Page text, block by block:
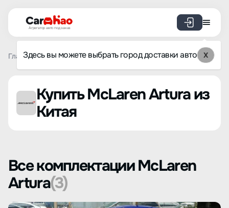
Агрегатор авто под заказ
Здесь вы можете выбрать город доставки авто X
Главная Список брендов McLaren Artura
Купить McLaren Artura из
Китая
Все комплектации McLaren
Artura(3)